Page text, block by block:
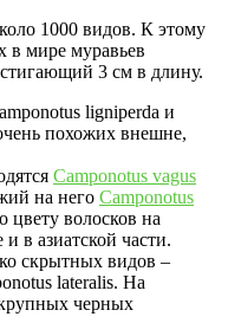
1000 видов. К этому
в мире муравьев
3 см в длину.
ligniperda и
похожих внешне,
Camponotus vagus
на него Camponotus
цвету волосков на
в азиатской части.
скрытных видов –
lateralis. На
черных